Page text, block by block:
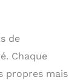
de
Chaque
propres mais